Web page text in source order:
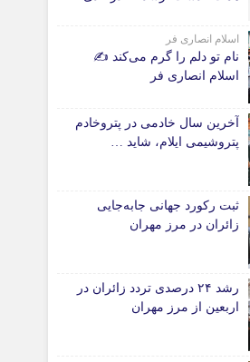
دانشگاه
آموزش و پرورش
بهداشت و درمان
حوادث، انتظامی
شهری و رفاهی
شهرداری و شورای شهر
*ماناسپهر
یادداشت روز
اطلاعیه
پیام تبریک ماناسپهر
گذشته
اسلام انصاری فر
نام تو دلم را گرم می‌کند ✍️
اسلام انصاری فر
آخرین سال خادمی در پتروخادم
پتروشیمی ایلام، شاید …
ثبت رکورد جهانی جابه‌جایی
زائران در مرز مهران
رشد ۲۴ درصدی تردد زائران در
اربعین از مرز مهران